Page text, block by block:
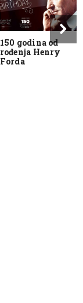
150 godina od
rođenja Henry
Forda